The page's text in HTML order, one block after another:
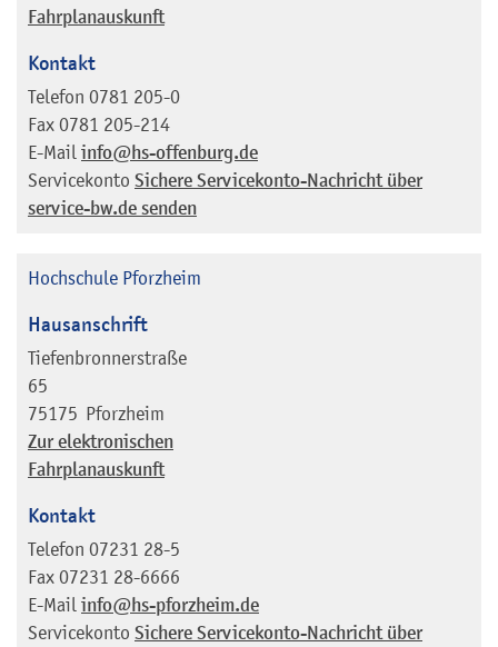
Fahrplanauskunft
Kontakt
Telefon 0781 205-0
Fax 0781 205-214
E-Mail info@hs-offenburg.de
Servicekonto Sichere Servicekonto-Nachricht über
service-bw.de senden
Hochschule Pforzheim
Hausanschrift
Tiefenbronnerstraße
65
75175 Pforzheim
Zur elektronischen
Fahrplanauskunft
Kontakt
Telefon 07231 28-5
Fax 07231 28-6666
E-Mail info@hs-pforzheim.de
Servicekonto Sichere Servicekonto-Nachricht über